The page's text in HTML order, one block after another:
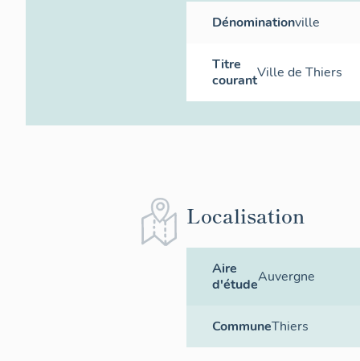
Dénominationville
Titre
courantVille de Thiers
Localisation
Aire
d'étudeAuvergne
CommuneThiers